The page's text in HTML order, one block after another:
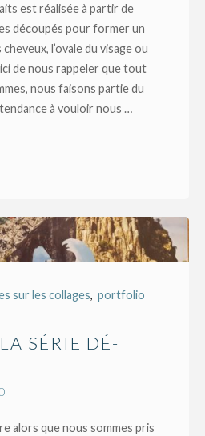
est réalisée à partir de
découpés pour former un
l’ovale du visage ou
ici de nous rappeler que tout
nous faisons partie du
à vouloir nous …
sur les collages, portfolio
SÉRIE DÉ-
alors que nous sommes pris